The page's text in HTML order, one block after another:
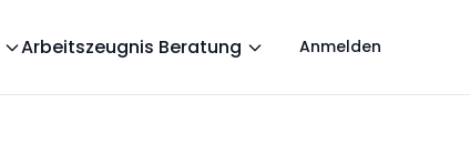
Arbeitszeugnis Beratung Anmelden